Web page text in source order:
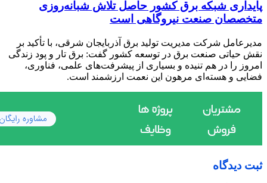
پایداری شبکه برق کشور حاصل تلاش شبانه‌روزی
متخصصان صنعت نیروگاهی است
مدیرعامل شرکت مدیریت تولید برق آذربایجان شرقی، با تأکید بر
نقش حیاتی صنعت برق در توسعه کشور گفت: برق تار و پود زندگی
امروز را در هم تنیده و بسیاری از پیشرفت‌های علمی، فناوری،
فضایی و هسته‌ای مرهون این نعمت ارزشمند است.
ثبت دیدگاه